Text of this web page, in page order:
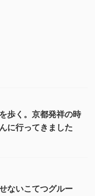
歩く。京都発祥の時
に行ってきました
ないこてつグルー